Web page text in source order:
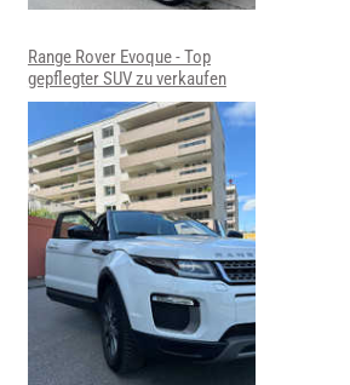
Range Rover Evoque - Top
gepflegter SUV zu verkaufen